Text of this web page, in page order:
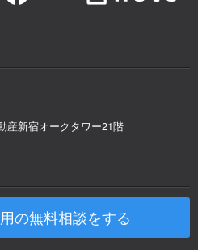
産新宿オークタワー21階
の無料相談をする